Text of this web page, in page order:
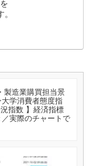
製造業購買担当景
学消費者態度指
指数 】経済指標
実際のチャートで